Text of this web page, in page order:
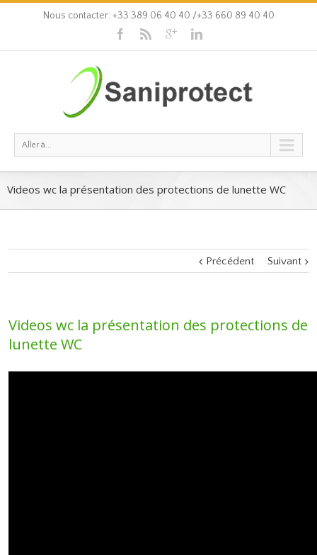
Nous contacter: +33 389 06 40 40 /+33 660 89 40 40
Aller à...
Videos wc la présentation des protections de lunette WC
Précédent Suivant
Videos wc la présentation des protections de
lunette WC